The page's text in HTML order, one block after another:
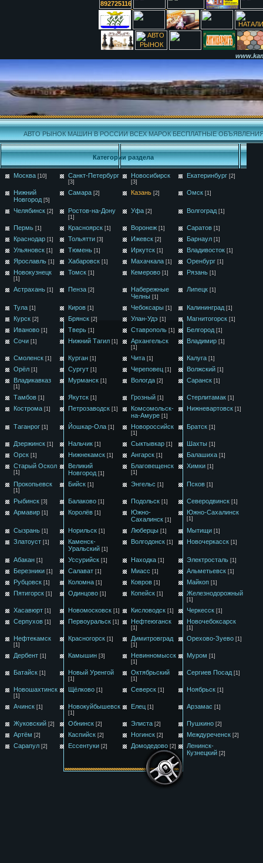
АВТО РЫНОК МАШИН В РОССИИ ВСЕХ МАРОК БЕСПЛАТНЫЕ
Категории раздела
Москва [10] Санкт-Петербург
[3]
Новосибирск
[3]
Екатеринбург [2]
Нижний
Новгород [5]
Самара [2] Казань [2] Омск [1]
Челябинск [2] Ростов-на-Дону
[1]
Уфа [2] Волгоград [1]
Пермь [1] Красноярск [1] Воронеж [1] Саратов [1]
Краснодар [1] Тольятти [3] Ижевск [2] Барнаул [1]
Ульяновск [1] Тюмень [1] Иркутск [1] Владивосток [1]
Ярославль [1] Хабаровск [1] Махачкала [1] Оренбург [1]
Новокузнецк
[1]
Томск [1] Кемерово [1] Рязань [1]
Астрахань [1] Пенза [2]
Набережные
Челны [1]
Липецк [1]
Тула [1] Киров [1] Чебоксары [1] Калининград [1]
Курск [2] Брянск [2] Улан-Удэ [1] Магнитогорск [1]
Иваново [1] Тверь [1] Ставрополь [1] Белгород [1]
Сочи [1] Нижний Тагил [1] Архангельск
[1]
Владимир [1]
Смоленск [1] Курган [1] Чита [1] Калуга [1]
Орёл [1] Сургут [1] Череповец [1] Волжский [1]
Владикавказ
[1]
Мурманск [1] Вологда [2] Саранск [1]
Тамбов [1] Якутск [1] Грозный [1] Стерлитамак [1]
Кострома [1] Петрозаводск [1]
Комсомольск-
на-Амуре [1]
Нижневартовск [1]
Таганрог [1] Йошкар-Ола [1] Новороссийск
[1]
Братск [1]
Дзержинск [1] Нальчик [1] Сыктывкар [1] Шахты [1]
Орск [1] Нижнекамск [1] Ангарск [1] Балашиха [1]
Старый Оскол
[1]
Великий
Новгород [1]
Благовещенск
[1]
Химки [1]
Прокопьевск
[1]
Бийск [1] Энгельс [1] Псков [1]
Рыбинск [3] Балаково [1] Подольск [1] Северодвинск [1]
Армавир [1] Королёв [1]
Южно-
Сахалинск [1]
Южно-Сахалинск
[1]
Сызрань [1] Норильск [1] Люберцы [1] Мытищи [1]
Златоуст [1]
Каменск-
Уральский [1]
Волгодонск [1] Новочеркасск [1]
Абакан [1] Уссурийск [1] Находка [1] Электросталь [1]
Березники [1] Салават [1] Миасс [1] Альметьевск [1]
Рубцовск [1] Коломна [1] Ковров [1] Майкоп [1]
Пятигорск [1] Одинцово [1] Копейск [1] Железнодорожный
[1]
Хасавюрт [1] Новомосковск [1] Кисловодск [1] Черкесск [1]
Серпухов [1] Первоуральск [1] Нефтеюганск
[1]
Новочебоксарск
[1]
Нефтекамск
[1]
Красногорск [1] Димитровград
[1]
Орехово-Зуево [1]
Дербент [1] Камышин [3] Невинномысск
[1]
Муром [1]
Батайск [1] Новый Уренгой
[1]
Октябрьский
[1]
Сергиев Посад [1]
Новошахтинск
[1]
Щёлково [1] Северск [1] Ноябрьск [1]
Ачинск [1] Новокуйбышевск
[1]
Елец [1] Арзамас [1]
Жуковский [2] Обнинск [2] Элиста [2] Пушкино [2]
Артём [2] Каспийск [2] Ногинск [2] Междуреченск [2]
Сарапул [2] Ессентуки [2] Домодедово [2]
Ленинск-
Кузнецкий [2]